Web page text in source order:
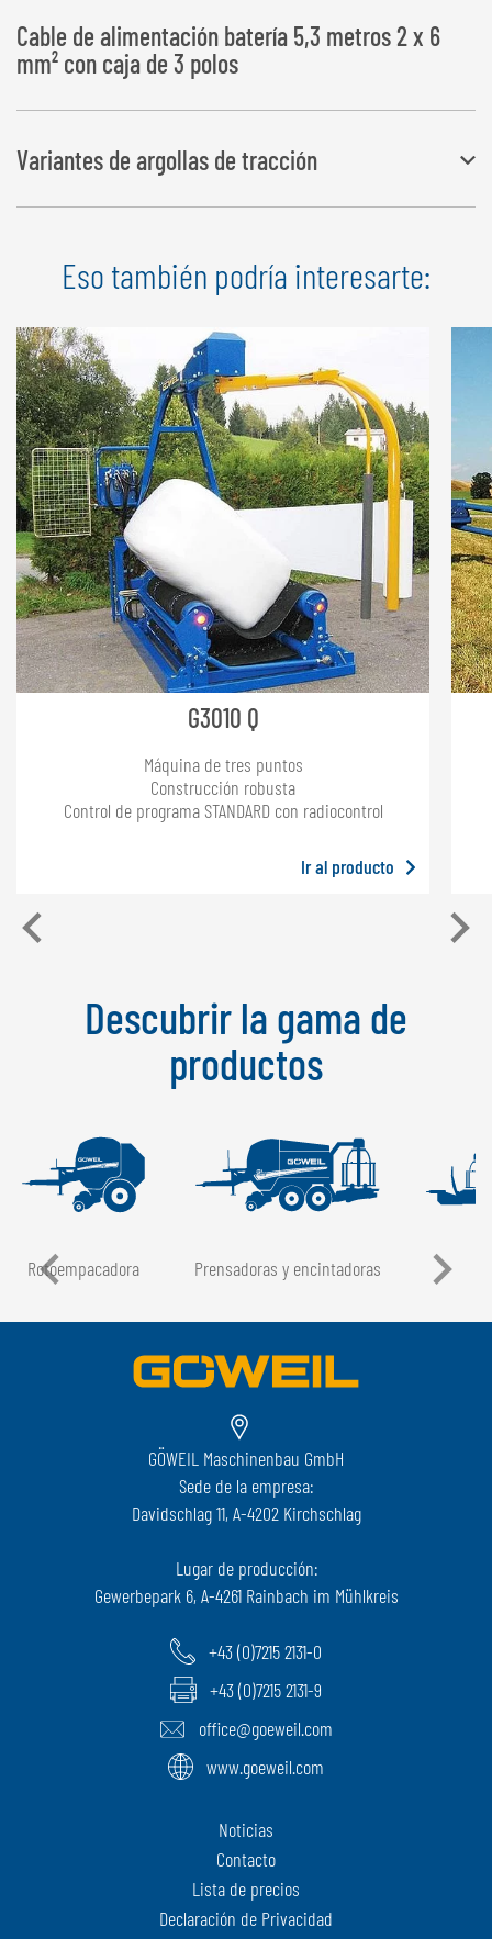
Cable de alimentación batería 5,3 metros 2 x 6
mm² con caja de 3 polos
Variantes de argollas de tracción
tracciónEso también podría interesarte:
G3010 Q
Máquina de tres puntos
Construcción robusta
Control de programa STANDARD con radiocontrol
Ir al producto
Descubrir la gama de
productos
Rotoempacadora Prensadoras y encintadoras
GÖWEIL Maschinenbau GmbH
Sede de la empresa:
Davidschlag 11, A-4202 Kirchschlag
Lugar de producción:
Gewerbepark 6, A-4261 Rainbach im Mühlkreis
+43 (0)7215 2131-0
+43 (0)7215 2131-9
office@goeweil.com
www.goeweil.com
Noticias
Contacto
Lista de precios
Declaración de Privacidad